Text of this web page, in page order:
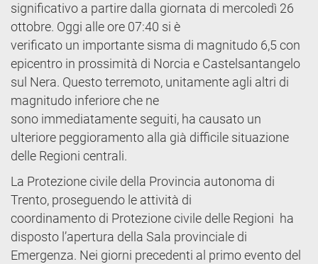
significativo a partire dalla giornata di mercoledì 26
ottobre. Oggi alle ore 07:40 si è
verificato un importante sisma di magnitudo 6,5 con
epicentro in prossimità di Norcia e Castelsantangelo
sul Nera. Questo terremoto, unitamente agli altri di
magnitudo inferiore che ne
sono immediatamente seguiti, ha causato un
ulteriore peggioramento alla già difficile situazione
delle Regioni centrali.
La Protezione civile della Provincia autonoma di
Trento, proseguendo le attività di
coordinamento di Protezione civile delle Regioni ha
disposto l’apertura della Sala provinciale di
Emergenza. Nei giorni precedenti al primo evento del